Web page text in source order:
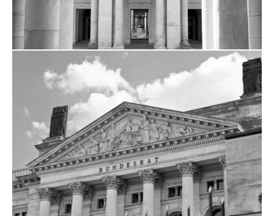
ZUM PROJEKT
RAHMENVERTRAG
BAUUNTERHALT BMJV